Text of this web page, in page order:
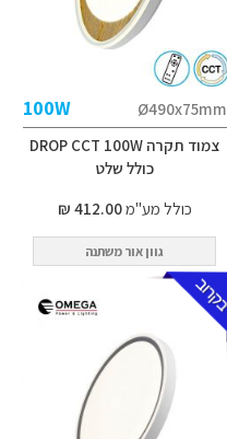
Ø490x75mm
100W
צמוד תקרה DROP CCT 100W
כולל שלט
כולל מע"מ412.00 ₪
גוון אור משתנה